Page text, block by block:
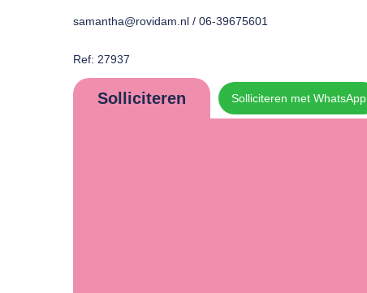
samantha@rovidam.nl / 06-39675601
Ref: 27937
Solliciteren Solliciteren met WhatsApp